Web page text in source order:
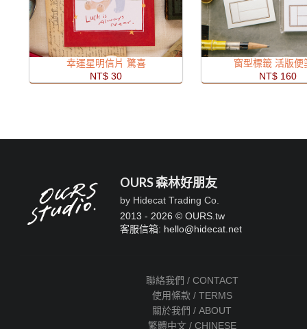
幸運星明信片 驚喜
NT$ 30
窗型標籤 活版便
NT$ 160
OURS 森林好朋友
by Hidecat Trading Co.
2013 - 2026 © OURS.tw
客服信箱: hello@hidecat.net
聯絡我們 / CONTACT
使用條款 / TERMS
關於我們 / ABOUT
繁體中文 / CHINESE